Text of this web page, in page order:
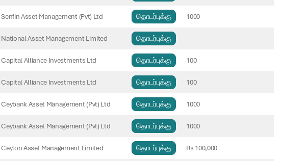
Senfin Asset Management (Pvt) Ltd தொடர்புக்கு 1000
National Asset Management Limited தொடர்புக்கு
Capital Alliance Investments Ltd தொடர்புக்கு 100
Capital Alliance Investments Ltd தொடர்புக்கு 100
Ceybank Asset Management (Pvt) Ltd தொடர்புக்கு 1000
Ceybank Asset Management (Pvt) Ltd தொடர்புக்கு 1000
Ceylon Asset Management Limited தொடர்புக்கு Rs 100,000